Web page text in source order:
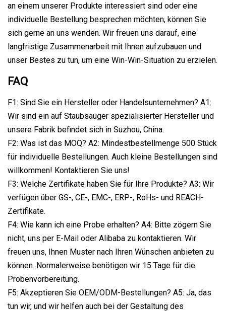
an einem unserer Produkte interessiert sind oder eine
individuelle Bestellung besprechen möchten, können Sie
sich gerne an uns wenden. Wir freuen uns darauf, eine
langfristige Zusammenarbeit mit Ihnen aufzubauen und
unser Bestes zu tun, um eine Win-Win-Situation zu erzielen.
FAQ
F1: Sind Sie ein Hersteller oder Handelsunternehmen? A1:
Wir sind ein auf Staubsauger spezialisierter Hersteller und
unsere Fabrik befindet sich in Suzhou, China.
F2: Was ist das MOQ? A2: Mindestbestellmenge 500 Stück
für individuelle Bestellungen. Auch kleine Bestellungen sind
willkommen! Kontaktieren Sie uns!
F3: Welche Zertifikate haben Sie für Ihre Produkte? A3: Wir
verfügen über GS-, CE-, EMC-, ERP-, RoHs- und REACH-
Zertifikate.
F4: Wie kann ich eine Probe erhalten? A4: Bitte zögern Sie
nicht, uns per E-Mail oder Alibaba zu kontaktieren. Wir
freuen uns, Ihnen Muster nach Ihren Wünschen anbieten zu
können. Normalerweise benötigen wir 15 Tage für die
Probenvorbereitung.
F5: Akzeptieren Sie OEM/ODM-Bestellungen? A5: Ja, das
tun wir, und wir helfen auch bei der Gestaltung des